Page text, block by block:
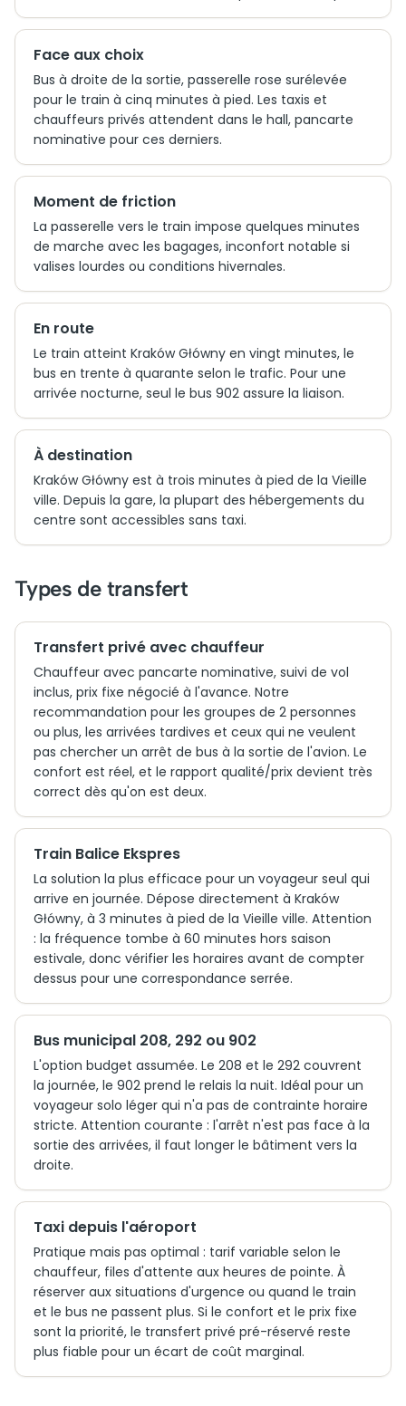
Face aux choix
Bus à droite de la sortie, passerelle rose surélevée
pour le train à cinq minutes à pied. Les taxis et
chauffeurs privés attendent dans le hall, pancarte
nominative pour ces derniers.
Moment de friction
La passerelle vers le train impose quelques minutes
de marche avec les bagages, inconfort notable si
valises lourdes ou conditions hivernales.
En route
Le train atteint Kraków Główny en vingt minutes, le
bus en trente à quarante selon le trafic. Pour une
arrivée nocturne, seul le bus 902 assure la liaison.
À destination
Kraków Główny est à trois minutes à pied de la Vieille
ville. Depuis la gare, la plupart des hébergements du
centre sont accessibles sans taxi.
Types de transfert
Transfert privé avec chauffeur
Chauffeur avec pancarte nominative, suivi de vol
inclus, prix fixe négocié à l'avance. Notre
recommandation pour les groupes de 2 personnes
ou plus, les arrivées tardives et ceux qui ne veulent
pas chercher un arrêt de bus à la sortie de l'avion. Le
confort est réel, et le rapport qualité/prix devient très
correct dès qu'on est deux.
Train Balice Ekspres
La solution la plus efficace pour un voyageur seul qui
arrive en journée. Dépose directement à Kraków
Główny, à 3 minutes à pied de la Vieille ville. Attention
: la fréquence tombe à 60 minutes hors saison
estivale, donc vérifier les horaires avant de compter
dessus pour une correspondance serrée.
Bus municipal 208, 292 ou 902
L'option budget assumée. Le 208 et le 292 couvrent
la journée, le 902 prend le relais la nuit. Idéal pour un
voyageur solo léger qui n'a pas de contrainte horaire
stricte. Attention courante : l'arrêt n'est pas face à la
sortie des arrivées, il faut longer le bâtiment vers la
droite.
Taxi depuis l'aéroport
Pratique mais pas optimal : tarif variable selon le
chauffeur, files d'attente aux heures de pointe. À
réserver aux situations d'urgence ou quand le train
et le bus ne passent plus. Si le confort et le prix fixe
sont la priorité, le transfert privé pré-réservé reste
plus fiable pour un écart de coût marginal.